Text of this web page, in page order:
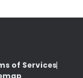
of Services